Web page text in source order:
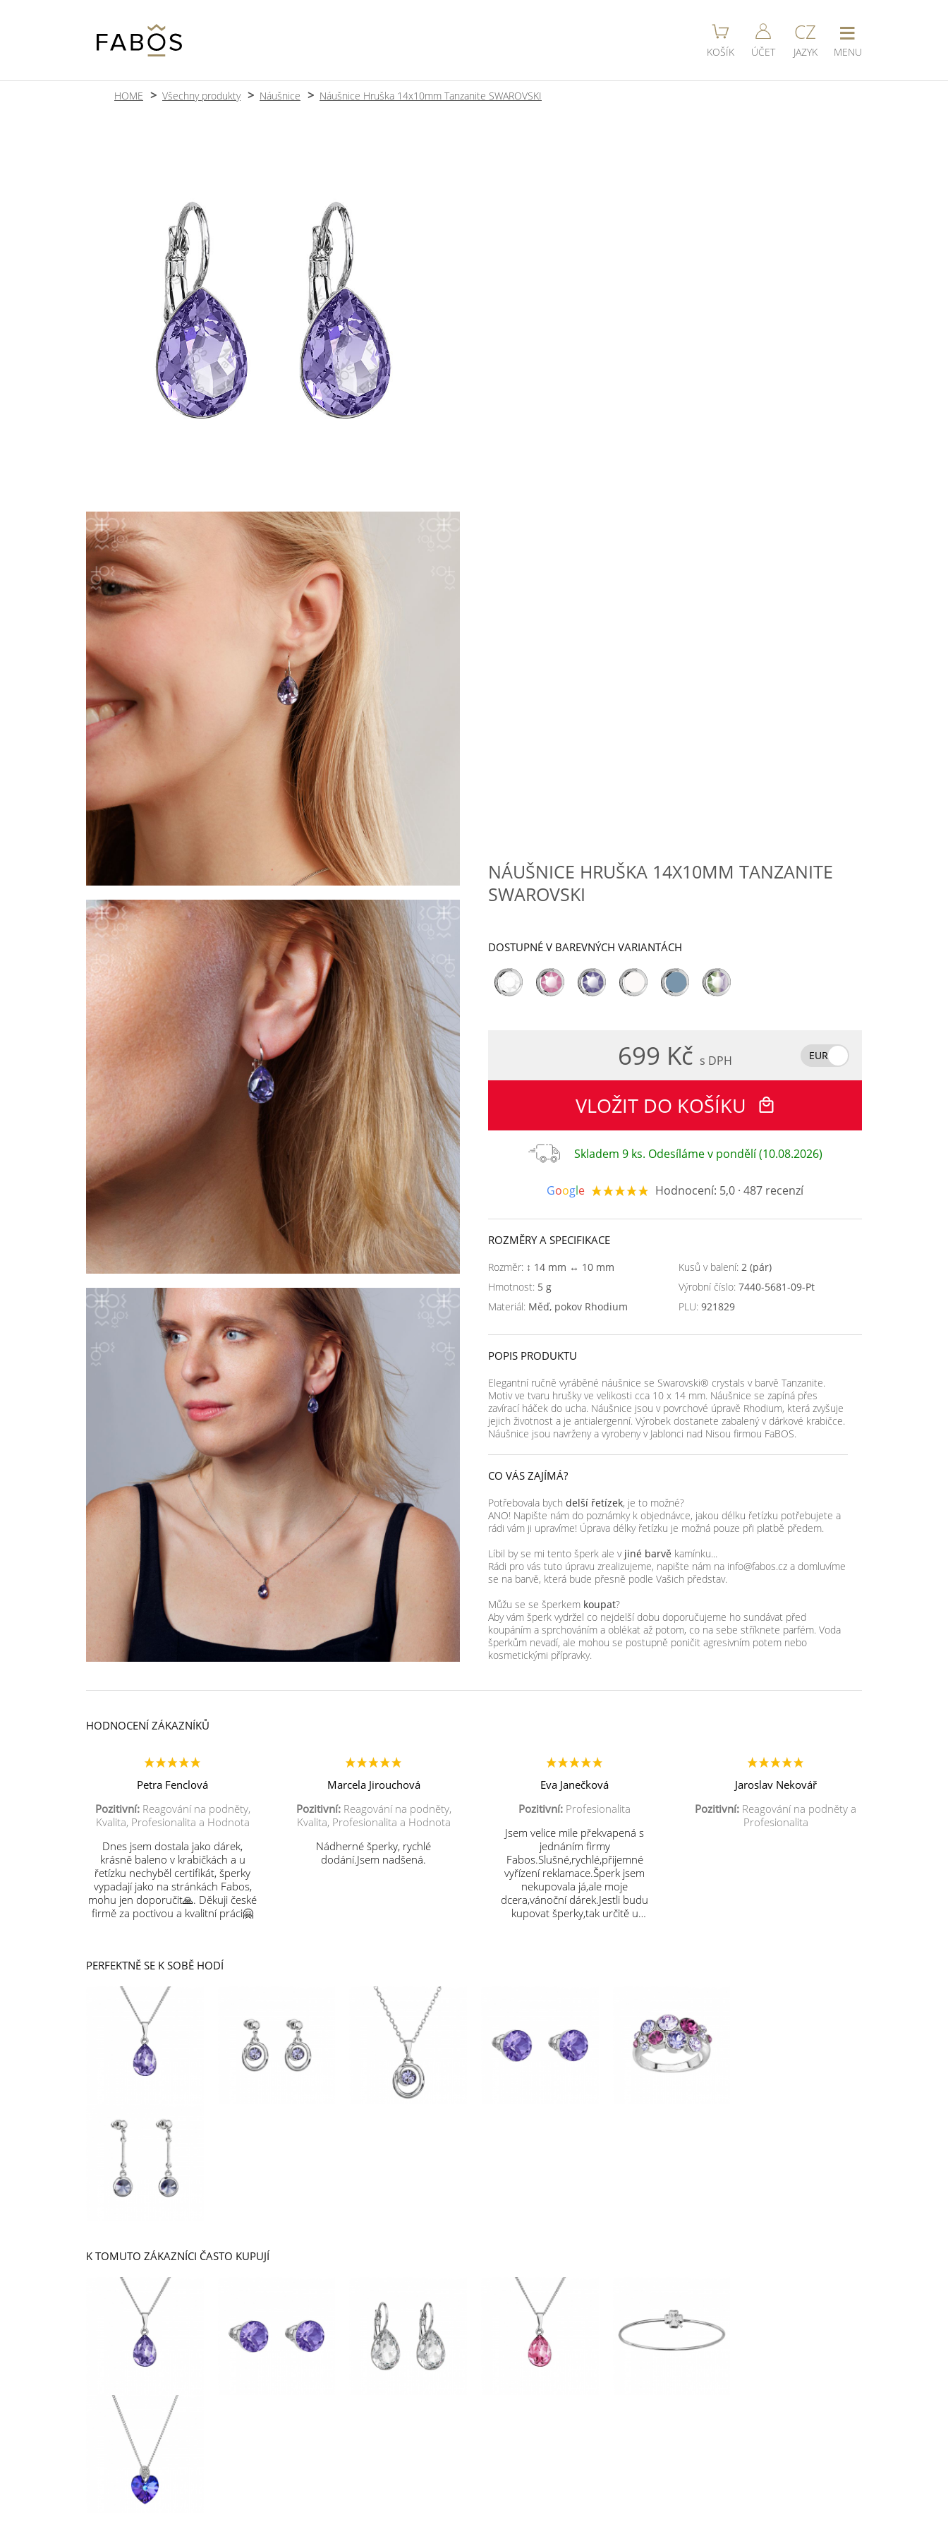
KOŠÍK ÚČET
CZ
JAZYK
≡
MENU
HOME Všechny produkty Náušnice Náušnice Hruška 14x10mm Tanzanite SWAROVSKI
NÁUŠNICE HRUŠKA 14X10MM TANZANITE
SWAROVSKI
DOSTUPNÉ V BAREVNÝCH VARIANTÁCH
699 Kč s DPH EUR
VLOŽIT DO KOŠÍKU
Skladem 9 ks. Odesíláme v pondělí (10.08.2026)
Google Hodnocení: 5,0 · 487 recenzí
ROZMĚRY A SPECIFIKACE
Rozměr: ↕ 14 mm ↔ 10 mm
Hmotnost: 5 g
Materiál: Měď, pokov Rhodium
Kusů v balení: 2 (pár)
Výrobní číslo: 7440-5681-09-Pt
PLU: 921829
POPIS PRODUKTU
Elegantní ručně vyráběné náušnice se Swarovski® crystals v barvě Tanzanite.
Motiv ve tvaru hrušky ve velikosti cca 10 x 14 mm. Náušnice se zapíná přes
zavírací háček do ucha. Náušnice jsou v povrchové úpravě Rhodium, která zvyšuje
jejich životnost a je antialergenní. Výrobek dostanete zabalený v dárkové krabičce.
Náušnice jsou navrženy a vyrobeny v Jablonci nad Nisou firmou FaBOS.
CO VÁS ZAJÍMÁ?
Potřebovala bych delší řetízek, je to možné?
ANO! Napište nám do poznámky k objednávce, jakou délku řetízku potřebujete a
rádi vám ji upravíme! Úprava délky řetízku je možná pouze při platbě předem.
Líbil by se mi tento šperk ale v jiné barvě kamínku...
Rádi pro vás tuto úpravu zrealizujeme, napište nám na info@fabos.cz a domluvíme
se na barvě, která bude přesně podle Vašich představ.
Můžu se se šperkem koupat?
Aby vám šperk vydržel co nejdelší dobu doporučujeme ho sundávat před
koupáním a sprchováním a oblékat až potom, co na sebe stříknete parfém. Voda
šperkům nevadí, ale mohou se postupně poničit agresivním potem nebo
kosmetickými přípravky.
HODNOCENÍ ZÁKAZNÍKŮ
Petra Fenclová
Pozitivní:Reagování na podněty,
Kvalita, Profesionalita a Hodnota
Dnes jsem dostala jako dárek,
krásně baleno v krabičkách a u
řetízku nechyběl certifikát, šperky
vypadají jako na stránkách Fabos,
mohu jen doporučit🙏. Děkuji české
firmě za poctivou a kvalitní práci🤗
Marcela Jirouchová
Pozitivní:Reagování na podněty,
Kvalita, Profesionalita a Hodnota
Nádherné šperky, rychlé
dodání.Jsem nadšená.
Eva Janečková
Pozitivní: Profesionalita
Jsem velice mile překvapená s
jednáním firmy
Fabos.Slušné,rychlé,přijemné
vyřízení reklamace.Šperk jsem
nekupovala já,ale moje
dcera,vánoční dárek.Jestli budu
kupovat šperky,tak určitě u
Jaroslav Nekovář
Pozitivní: Reagování na podněty a
Profesionalita
PERFEKTNĚ SE K SOBĚ HODÍ
K TOMUTO ZÁKAZNÍCI ČASTO KUPUJÍ